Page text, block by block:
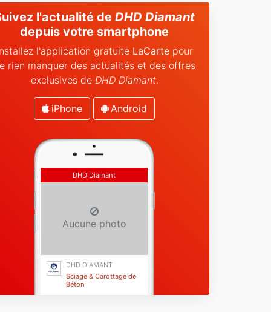
l'actualité de DHD Diamant
depuis votre smartphone
l'application gratuite LaCartepour
rien manquer des actualités et des offres
exclusives de DHD Diamant.
iPhone Android
DHD Diamant
Aucune photo
DHD DIAMANT
Sciage & Carottage de
Béton